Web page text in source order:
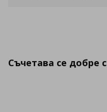
Съчетава се добре с